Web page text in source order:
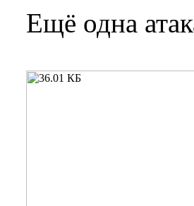
Ещё одна